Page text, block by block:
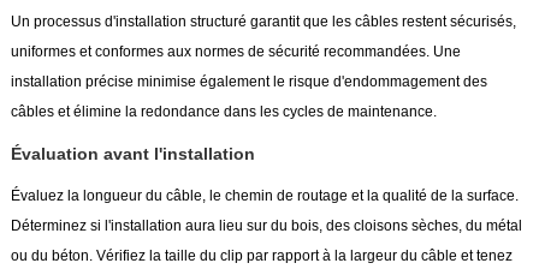
Un processus d'installation structuré garantit que les câbles restent sécurisés,
uniformes et conformes aux normes de sécurité recommandées. Une
installation précise minimise également le risque d'endommagement des
câbles et élimine la redondance dans les cycles de maintenance.
Évaluation avant l'installation
Évaluez la longueur du câble, le chemin de routage et la qualité de la surface.
Déterminez si l'installation aura lieu sur du bois, des cloisons sèches, du métal
ou du béton. Vérifiez la taille du clip par rapport à la largeur du câble et tenez